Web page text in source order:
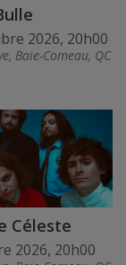
2026, 20h00
Baie-Comeau, QC
Céleste
2026, 20h00